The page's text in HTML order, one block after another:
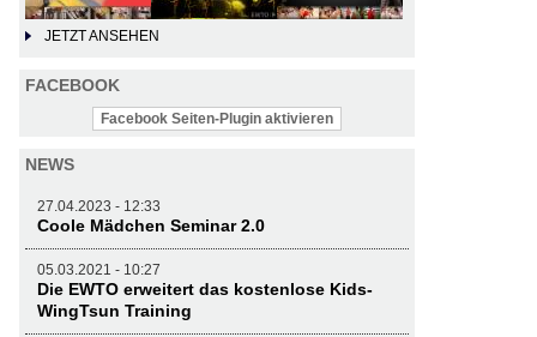
JETZT ANSEHEN
FACEBOOK
Facebook Seiten-Plugin aktivieren
NEWS
27.04.2023 - 12:33
Coole Mädchen Seminar 2.0
05.03.2021 - 10:27
Die EWTO erweitert das kostenlose Kids-
WingTsun Training